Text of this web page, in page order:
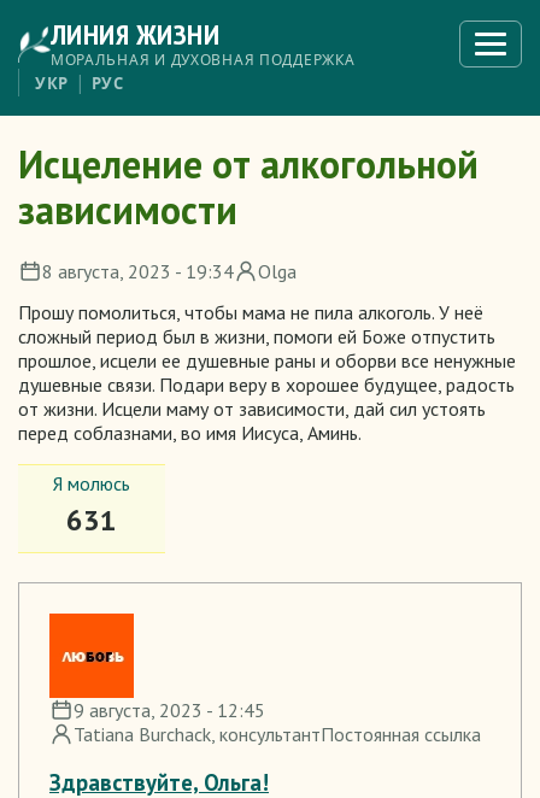
основному
содержанию
ЛИНИЯ ЖИЗНИ
МОРАЛЬНАЯ И ДУХОВНАЯ ПОДДЕРЖКА
меню
УКР РУС
Исцеление от алкогольной
зависимости
8 августа, 2023 - 19:34
Olga
Прошу помолиться, чтобы мама не пила алкоголь. У неё
сложный период был в жизни, помоги ей Боже отпустить
прошлое, исцели ее душевные раны и оборви все ненужные
душевные связи. Подари веру в хорошее будущее, радость
от жизни. Исцели маму от зависимости, дай сил устоять
перед соблазнами, во имя Иисуса, Аминь.
Я молюсь
631
9 августа, 2023 - 12:45
Tatiana Burchack, консультантПостоянная ссылка
Здравствуйте, Ольга!